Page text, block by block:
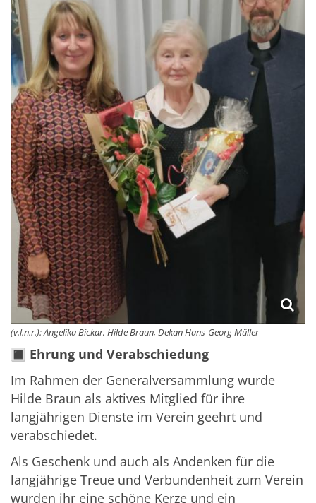
(v.l.n.r.): Angelika Bickar, Hilde Braun, Dekan Hans-Georg Müller
🔳 Ehrung und Verabschiedung
Im Rahmen der Generalversammlung wurde
Hilde Braun als aktives Mitglied für ihre
langjährigen Dienste im Verein geehrt und
verabschiedet.
Als Geschenk und auch als Andenken für die
langjährige Treue und Verbundenheit zum Verein
wurden ihr eine schöne Kerze und ein